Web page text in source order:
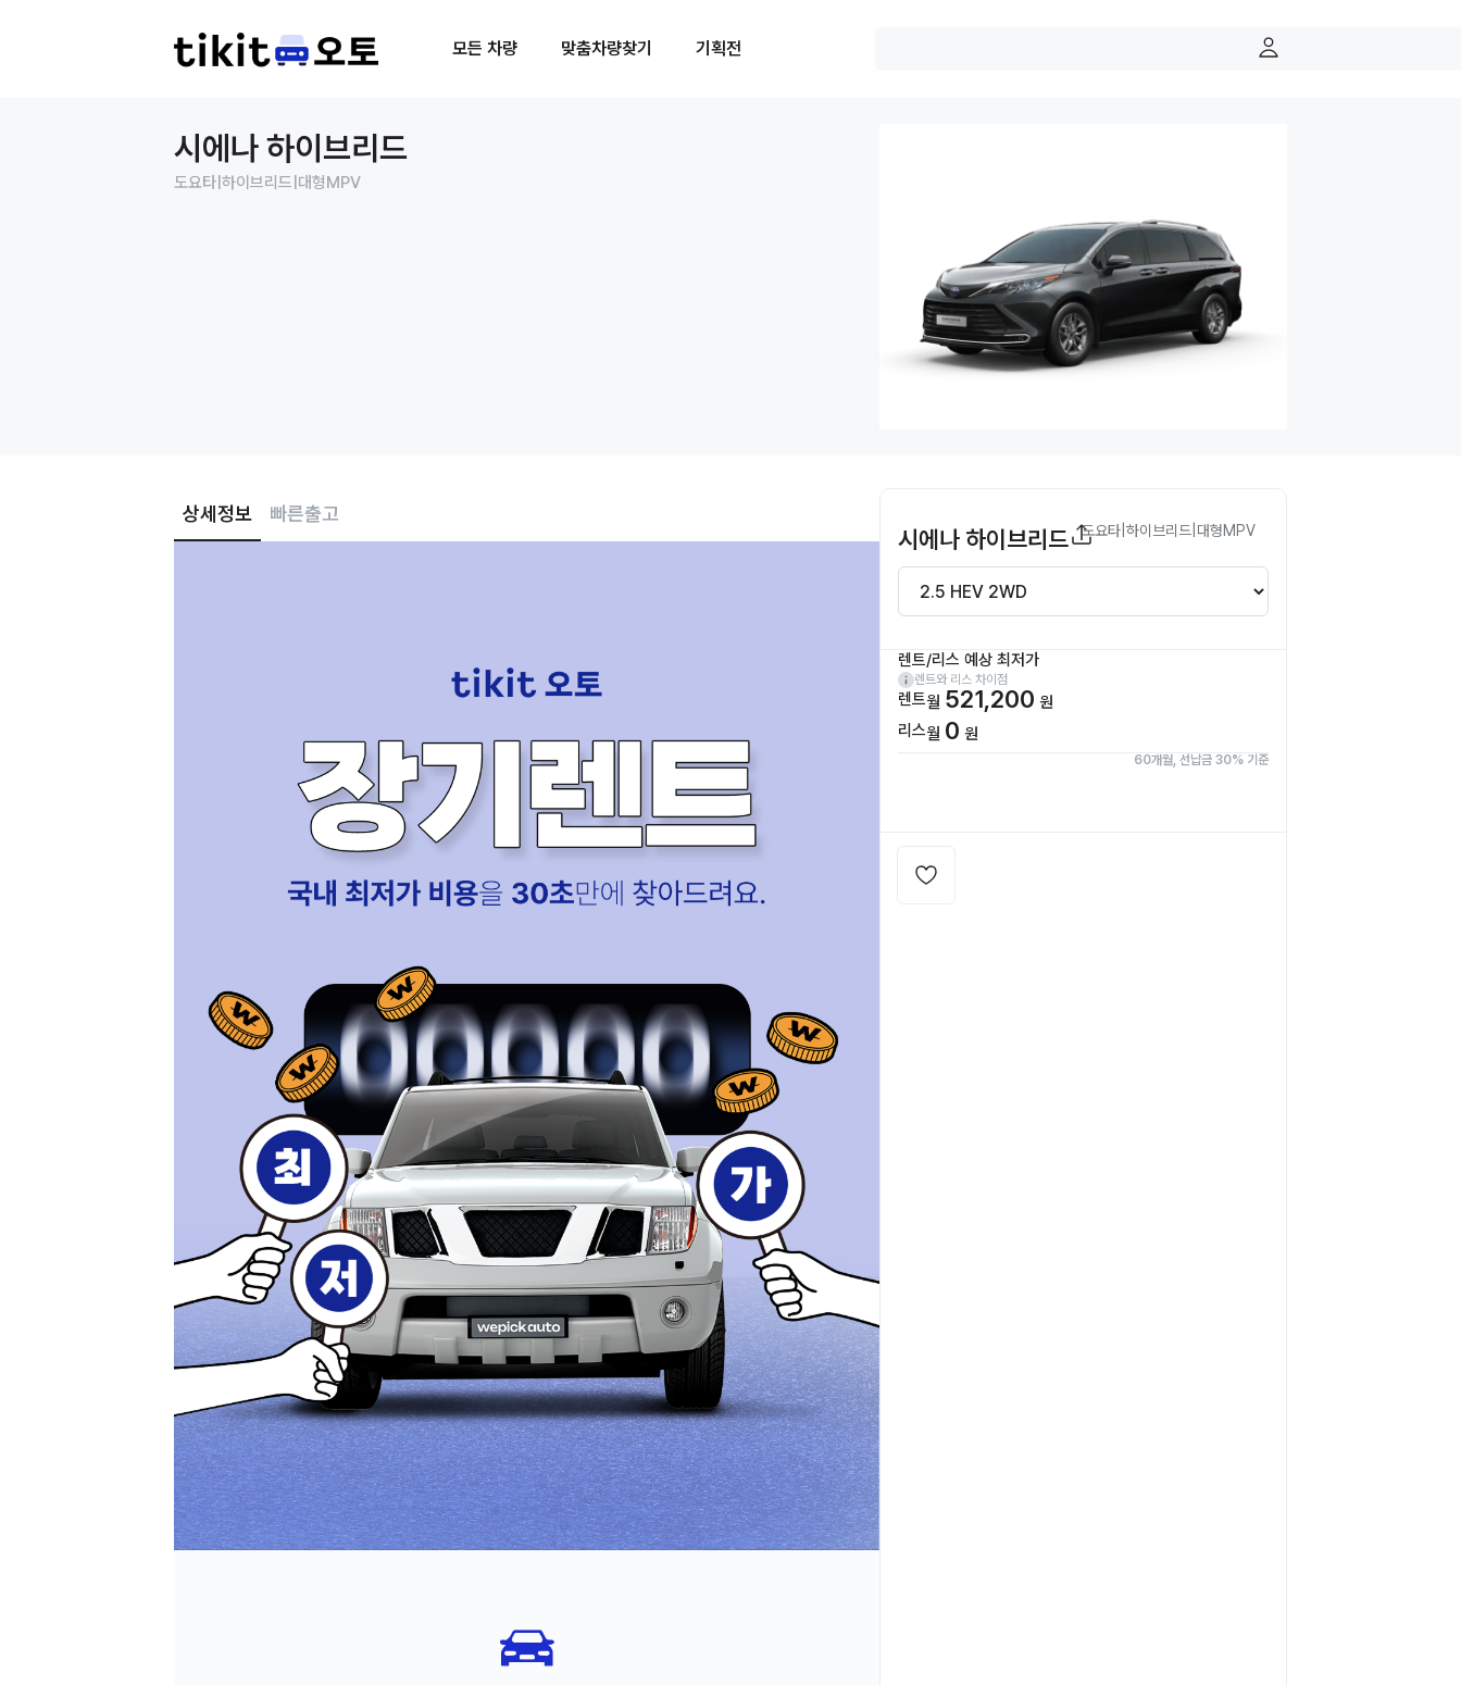
모든 차량 맞춤차량찾기 기획전
시에나 하이브리드
도요타 하이브리드 대형MPV
상세정보 빠른출고
시에나 하이브리드 도요타 |하이브리드 대형MPV
렌트/리스 예상 최저가
렌트와 리스 차이점
렌트월 521,200 원
리스월 0 원
60개월, 선납금 30% 기준